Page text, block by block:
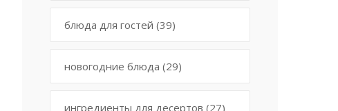
блюда для гостей (39)
новогодние блюда (29)
ингредиенты для десертов (27)